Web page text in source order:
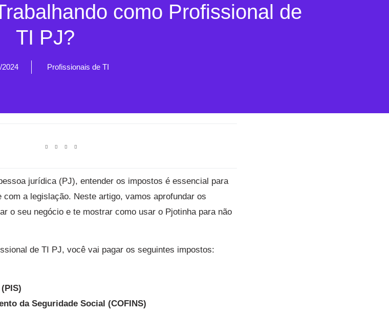
como Profissional de
TI PJ?
2024 Profissionais de TI
jurídica (PJ), entender os impostos é essencial para
a legislação. Neste artigo, vamos aprofundar os
o seu negócio e te mostrar como usar o Pjotinha para não
de TI PJ, você vai pagar os seguintes impostos:
da Seguridade Social (COFINS)